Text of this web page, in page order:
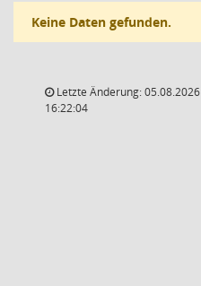
Keine Daten gefunden.
Letzte Änderung: 05.08.2026
16:22:04